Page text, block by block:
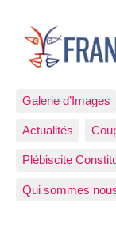
Galerie d’Images
Actualités
Plébiscite
Qui sommes